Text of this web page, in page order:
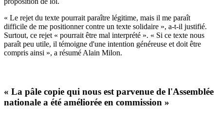
« Le rejet du texte pourrait paraître légitime, mais il me paraît
difficile de me positionner contre un texte solidaire », a-t-il justifié.
Surtout, ce rejet « pourrait être mal interprété ». « Si ce texte nous
paraît peu utile, il témoigne d'une intention généreuse et doit être
compris ainsi », a résumé Alain Milon.
« La pâle copie qui nous est parvenue de l'Assemblée
nationale a été améliorée en commission »